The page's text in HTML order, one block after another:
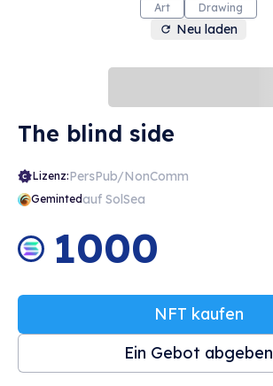
Art Drawing
Neu laden
The blind side
Lizenz:PersPub/NonComm
Gemintedauf SolSea
1000
NFT kaufen
Ein Gebot abgeben